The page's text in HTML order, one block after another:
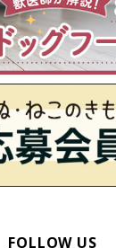
FOLLOW US